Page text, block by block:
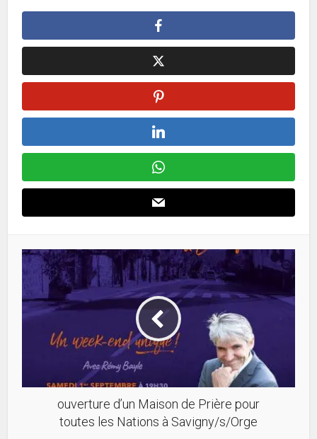
ouverture d’un Maison de Prière pour
toutes les Nations à Savigny/s/Orge